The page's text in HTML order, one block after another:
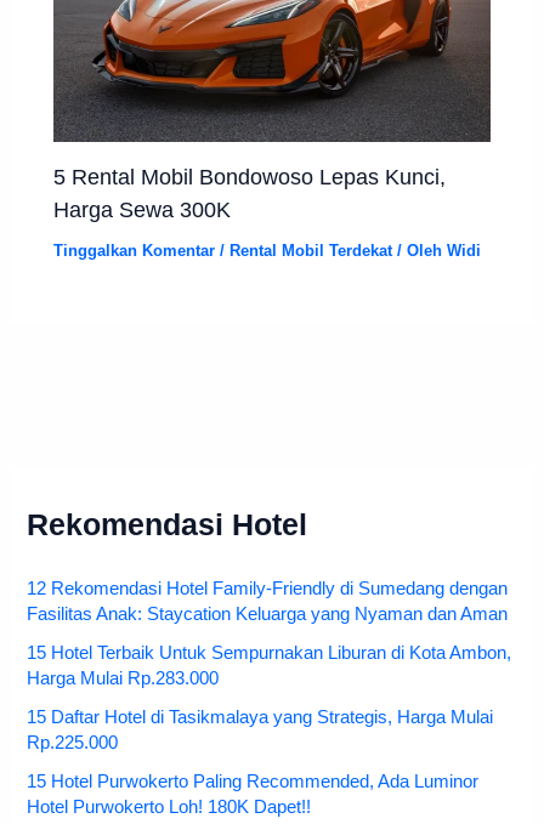
5 Rental Mobil Bondowoso Lepas Kunci,
Harga Sewa 300K
Tinggalkan Komentar /Rental Mobil Terdekat/ OlehWidi
Rekomendasi Hotel
12 Rekomendasi Hotel Family-Friendly di Sumedang dengan
Fasilitas Anak: Staycation Keluarga yang Nyaman dan Aman
15 Hotel Terbaik Untuk Sempurnakan Liburan di Kota Ambon,
Harga Mulai Rp.283.000
15 Daftar Hotel di Tasikmalaya yang Strategis, Harga Mulai
Rp.225.000
15 Hotel Purwokerto Paling Recommended, Ada Luminor
Hotel Purwokerto Loh! 180K Dapet!!